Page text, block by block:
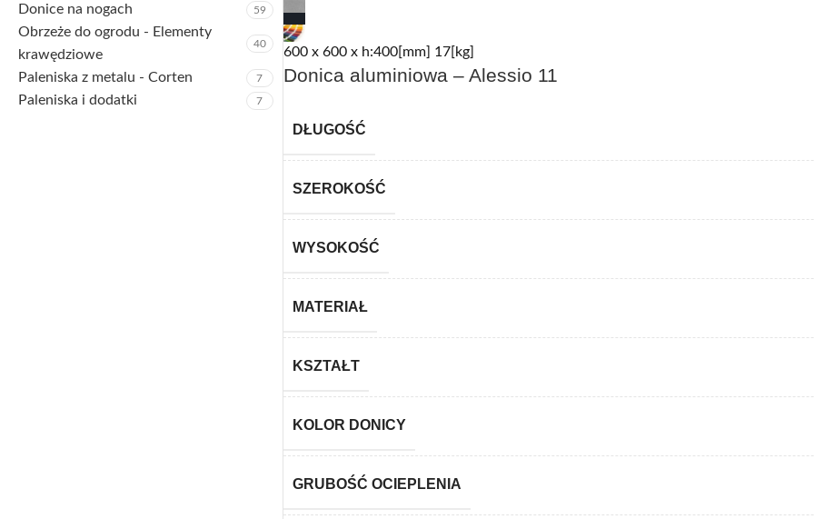
600 x 600 x h:400[mm] 17[kg]
Donica aluminiowa – Alessio 11
DŁUGOŚĆ
SZEROKOŚĆ
WYSOKOŚĆ
MATERIAŁ
KSZTAŁT
KOLOR DONICY
GRUBOŚĆ OCIEPLENIA
Donice na nogach 59
Obrzeże do ogrodu - Elementy
krawędziowe
40
Paleniska z metalu - Corten 7
Paleniska i dodatki 7